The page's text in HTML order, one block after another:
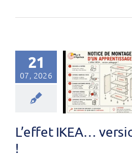
21
07, 2026
L’effet IKEA…
!